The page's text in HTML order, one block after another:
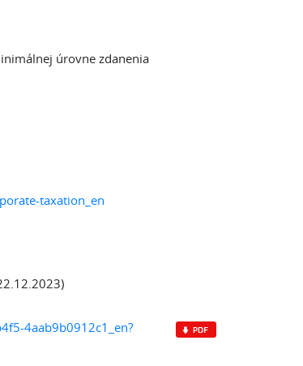
úrovne zdanenia
taxation_en
4aab9b0912c1_en?